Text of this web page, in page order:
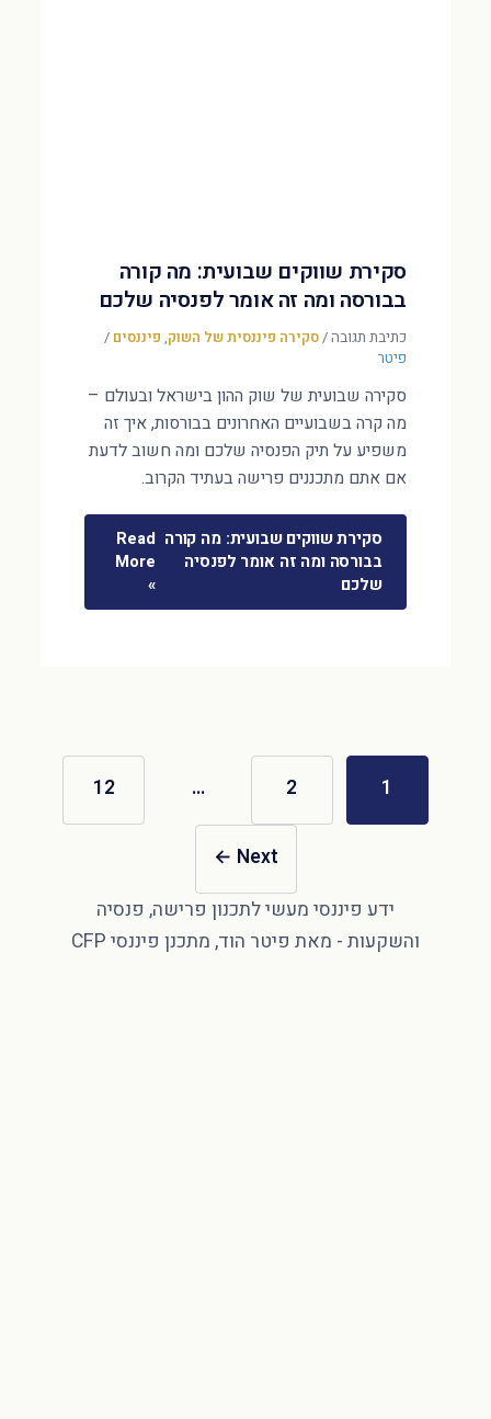
סקירת שווקים שבועית: מה קורה
בבורסה ומה זה אומר לפנסיה שלכם
כתיבת תגובה/סקירה פיננסית של השוק, פיננסים /
פיטר
סקירה שבועית של שוק ההון בישראל ובעולם –
מה קרה בשבועיים האחרונים בבורסות, איך זה
משפיע על תיק הפנסיה שלכם ומה חשוב לדעת
אם אתם מתכננים פרישה בעתיד הקרוב.
סקירת שווקים שבועית: מה קורה
בבורסה ומה זה אומר לפנסיה
שלכם
Read
More
»
1
2
…
12
Next
←